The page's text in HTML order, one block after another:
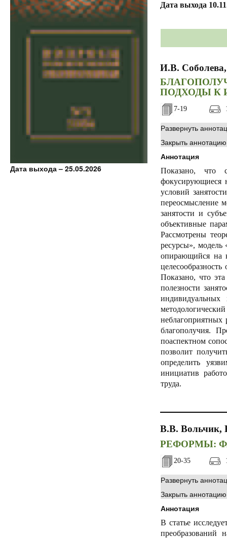
Дата выхода – 25.05.2026
Дата выхода
И.В.
ПОДХОДЫ К
7-19
Развернуть
Закрыть аннотацию
Аннотация
Показано, что
фокусирующиеся
условий
переосмысление
занятости и
объективные
Рассмотрены
ресурсы», модель
опирающийся на
Показано, что
полезности
индивидуальных
неблагоприятных
благополучия.
поаспектном
позволит
определить
инициатив
труда.
В.В. Вольчик,
РЕФОРМЫ:
20-35
Развернуть
Закрыть аннотацию
Аннотация
В статье
преобразований